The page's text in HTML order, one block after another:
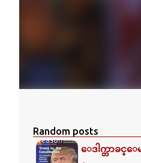
Random posts
ေဒါက္တာခင္ေ